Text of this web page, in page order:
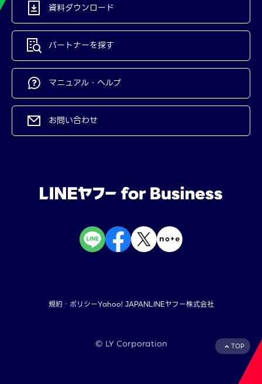
資料ダウンロード
パートナーを探す
マニュアル・ヘルプ
お問い合わせ
TOP
規約・ポリシーYahoo! JAPANLINEヤフー株式会社
©︎ LY Corporation